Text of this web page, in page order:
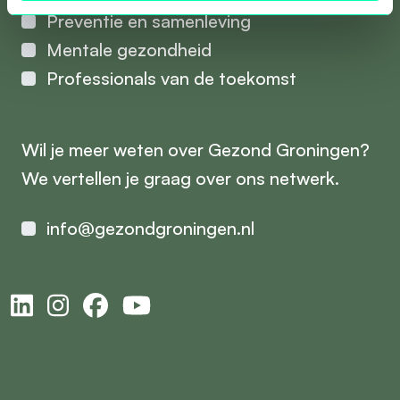
Preventie en samenleving
Mentale gezondheid
Professionals van de toekomst
Wil je meer weten over Gezond Groningen?
We vertellen je graag over ons netwerk.
info@gezondgroningen.nl